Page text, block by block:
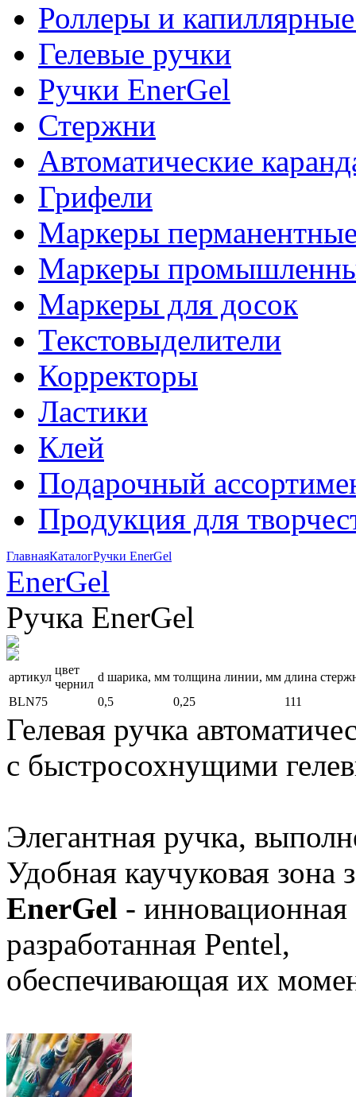
Роллеры и
Гелевые ручки
Ручки EnerGel
Стержни
Автоматические
Грифели
Маркеры
Маркеры
Маркеры для досок
Текстовыделители
Корректоры
Ластики
Клей
Подарочный
Продукция для
ГлавнаяКаталогРучки EnerGel
EnerGel
Ручка EnerGel
артикул
цвет
чернил
d шарика, мм толщина линии, мм длина
BLN75
0,5 0,25 111
Гелевая ручка
с быстросохнущими
Элегантная ручка,
Удобная каучуковая зона
EnerGel -
разработанная Pentel,
обеспечивающая их